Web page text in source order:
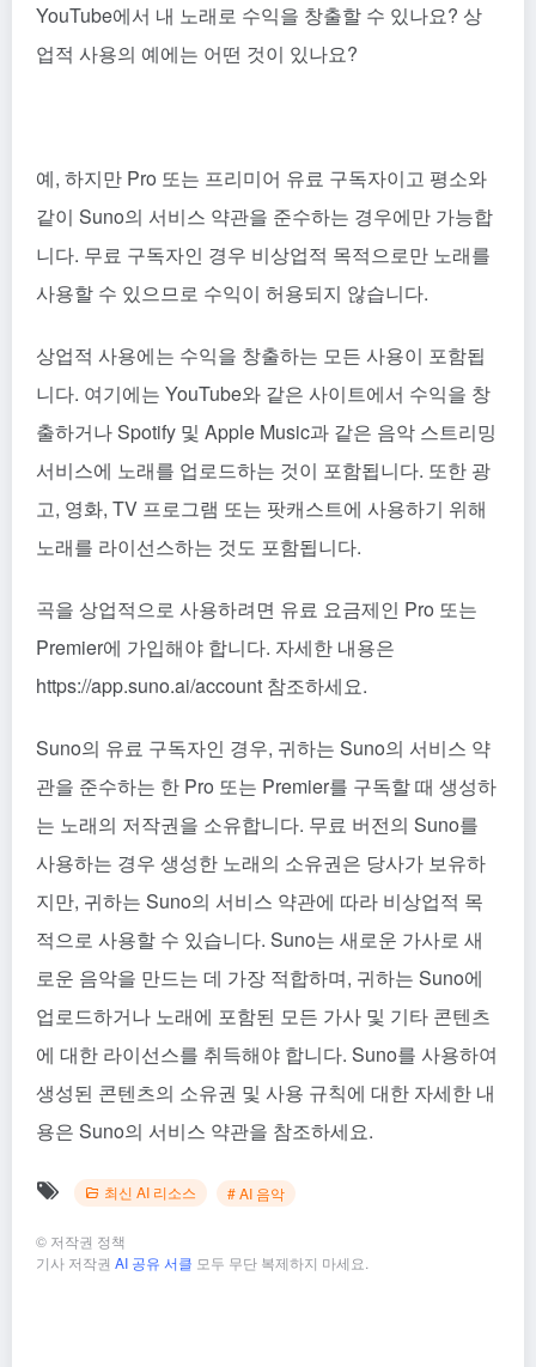
YouTube에서 내 노래로 수익을 창출할 수 있나요? 상
업적 사용의 예에는 어떤 것이 있나요?
예, 하지만 Pro 또는 프리미어 유료 구독자이고 평소와
같이 Suno의 서비스 약관을 준수하는 경우에만 가능합
니다. 무료 구독자인 경우 비상업적 목적으로만 노래를
사용할 수 있으므로 수익이 허용되지 않습니다.
상업적 사용에는 수익을 창출하는 모든 사용이 포함됩
니다. 여기에는 YouTube와 같은 사이트에서 수익을 창
출하거나 Spotify 및 Apple Music과 같은 음악 스트리밍
서비스에 노래를 업로드하는 것이 포함됩니다. 또한 광
고, 영화, TV 프로그램 또는 팟캐스트에 사용하기 위해
노래를 라이선스하는 것도 포함됩니다.
곡을 상업적으로 사용하려면 유료 요금제인 Pro 또는
Premier에 가입해야 합니다. 자세한 내용은
https://app.suno.ai/account 참조하세요.
Suno의 유료 구독자인 경우, 귀하는 Suno의 서비스 약
관을 준수하는 한 Pro 또는 Premier를 구독할 때 생성하
는 노래의 저작권을 소유합니다. 무료 버전의 Suno를
사용하는 경우 생성한 노래의 소유권은 당사가 보유하
지만, 귀하는 Suno의 서비스 약관에 따라 비상업적 목
적으로 사용할 수 있습니다. Suno는 새로운 가사로 새
로운 음악을 만드는 데 가장 적합하며, 귀하는 Suno에
업로드하거나 노래에 포함된 모든 가사 및 기타 콘텐츠
에 대한 라이선스를 취득해야 합니다. Suno를 사용하여
생성된 콘텐츠의 소유권 및 사용 규칙에 대한 자세한 내
용은 Suno의 서비스 약관을 참조하세요.
최신 AI 리소스 # AI 음악
© 저작권 정책
기사 저작권 AI 공유 서클 모두 무단 복제하지 마세요.